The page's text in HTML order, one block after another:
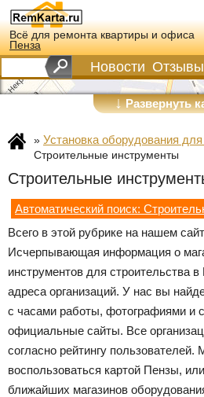
Всё для ремонта квартиры и офиса
Пенза
Новости Отзывы
↓Развернуть
» Установка оборудования
Строительные инструменты
Строительные
Автоматический поиск:
Всего в этой рубрике на нашем
Исчерпывающая информация о
инструментов для строительства
адреса организаций. У нас вы
с часами работы, фотографиями и
официальные сайты. Все
согласно рейтингу пользователей.
воспользоваться картой Пензы,
ближайших магазинов